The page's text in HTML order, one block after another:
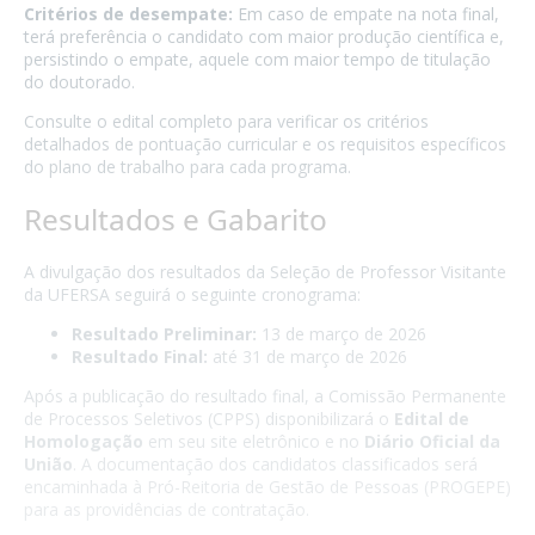
Critérios de desempate: Em caso de empate na nota final,
terá preferência o candidato com maior produção científica e,
persistindo o empate, aquele com maior tempo de titulação
do doutorado.
Consulte o edital completo para verificar os critérios
detalhados de pontuação curricular e os requisitos específicos
do plano de trabalho para cada programa.
Resultados e Gabarito
A divulgação dos resultados da Seleção de Professor Visitante
da UFERSA seguirá o seguinte cronograma:
Resultado Preliminar: 13 de março de 2026
Resultado Final: até 31 de março de 2026
Após a publicação do resultado final, a Comissão Permanente
de Processos Seletivos (CPPS) disponibilizará o Edital de
Homologação em seu site eletrônico e no Diário Oficial da
União . A documentação dos candidatos classificados será
encaminhada à Pró-Reitoria de Gestão de Pessoas (PROGEPE)
para as providências de contratação.